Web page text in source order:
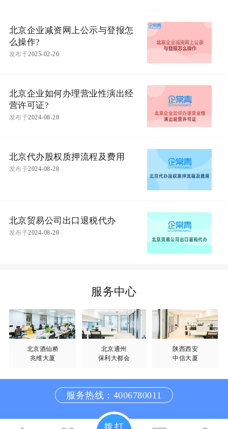
拨打
北京企业减资网上公示与登报怎
么操作?
发布于2025-02-26
北京企业如何办理营业性演出经
营许可证?
发布于2024-08-28
北京代办股权质押流程及费用
发布于2024-08-28
北京贸易公司出口退税代办
发布于2024-08-28
服务中心
北京酒仙桥
兆维大厦
北京通州
保利大都会
陕西西安
中信大厦
服务热线：4006780011